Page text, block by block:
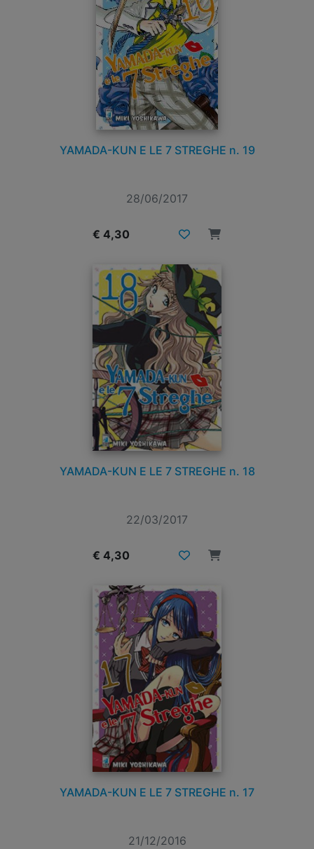
YAMADA-KUN E LE 7 STREGHE n. 19
28/06/2017
€ 4,30
YAMADA-KUN E LE 7 STREGHE n. 18
22/03/2017
€ 4,30
YAMADA-KUN E LE 7 STREGHE n. 17
21/12/2016